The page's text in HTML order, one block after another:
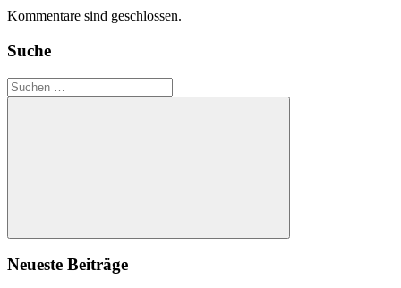
Kommentare sind geschlossen.
Suche
Suchen
nach:
Suchen
Neueste Beiträge